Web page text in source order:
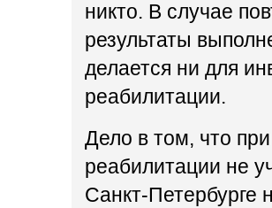
никто. В случае
результаты
делается ни для
реабилитации.
Дело в том, что
реабилитации не
Санкт-Петербурге